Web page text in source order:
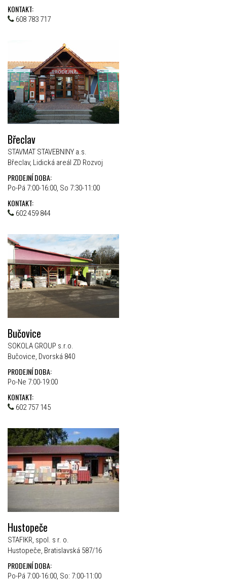
KONTAKT:
608 783 717
Břeclav
STAVMAT STAVEBNINY a.s.
Břeclav, Lidická areál ZD Rozvoj
PRODEJNÍ DOBA:
Po-Pá 7:00-16:00, So 7:30-11:00
KONTAKT:
602 459 844
Bučovice
SOKOLA GROUP s.r.o.
Bučovice, Dvorská 840
PRODEJNÍ DOBA:
Po-Ne 7:00-19:00
KONTAKT:
602 757 145
Hustopeče
STAFIKR, spol. s r. o.
Hustopeče, Bratislavská 587/16
PRODEJNÍ DOBA:
Po-Pá 7:00-16:00, So: 7:00-11:00